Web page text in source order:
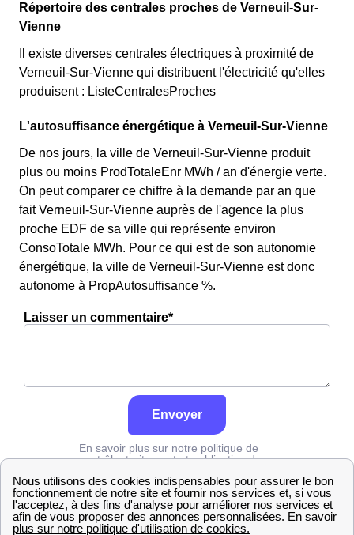
Répertoire des centrales proches de Verneuil-Sur-
Vienne
Il existe diverses centrales électriques à proximité de
Verneuil-Sur-Vienne qui distribuent l'électricité qu'elles
produisent : ListeCentralesProches
L'autosuffisance énergétique à Verneuil-Sur-Vienne
De nos jours, la ville de Verneuil-Sur-Vienne produit
plus ou moins ProdTotaleEnr MWh / an d'énergie verte.
On peut comparer ce chiffre à la demande par an que
fait Verneuil-Sur-Vienne auprès de l'agence la plus
proche EDF de sa ville qui représente environ
ConsoTotale MWh. Pour ce qui est de son autonomie
énergétique, la ville de Verneuil-Sur-Vienne est donc
autonome à PropAutosuffisance %.
Laisser un commentaire*
Envoyer
En savoir plus sur notre politique de
contrôle, traitement et publication des
Edf Haute-Vienne Verneuil-Sur-Vienne